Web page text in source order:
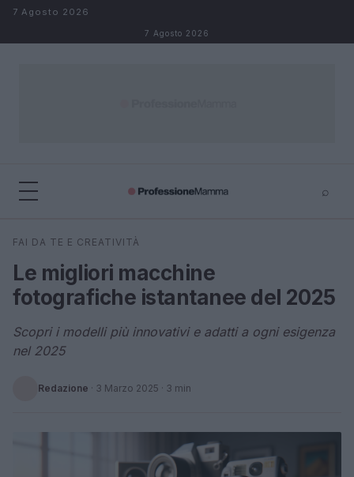
Salta al contenuto
7 Agosto 2026
7 Agosto 2026
⌕
Cerca
FAI DA TE E CREATIVITÀ
Le migliori macchine
fotografiche istantanee del 2025
Scopri i modelli più innovativi e adatti a ogni esigenza
nel 2025
Redazione · 3 Marzo 2025 · 3 min